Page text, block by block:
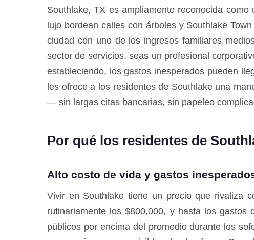
Southlake, TX es ampliamente reconocida
lujo bordean calles con árboles y Southlake
ciudad con uno de los ingresos familiares
sector de servicios, seas un profesional
estableciendo, los gastos inesperados pueden
les ofrece a los residentes de Southlake una
— sin largas citas bancarias, sin papeleo
Por qué los residentes de
Alto costo de vida y gastos
Vivir en Southlake tiene un precio que rivaliza
rutinariamente los $800,000, y hasta los
públicos por encima del promedio durante los